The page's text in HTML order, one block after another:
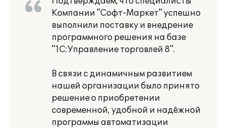
Компании "Софт-Маркет" успешно
выполнили поставку и внедрение
программного решения на базе
"1С:Управление торговлей 8".
В связи с динамичным развитием
нашей организации было принято
решение о приобретении
современной, удобной и надёжной
программы автоматизации